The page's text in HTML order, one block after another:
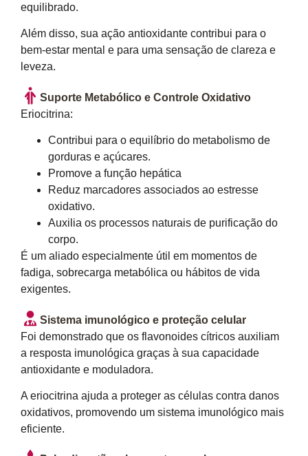
equilibrado.
Além disso, sua ação antioxidante contribui para o
bem-estar mental e para uma sensação de clareza e
leveza.
Suporte Metabólico e Controle Oxidativo
Eriocitrina:
Contribui para o equilíbrio do metabolismo de
gorduras e açúcares.
Promove a função hepática
Reduz marcadores associados ao estresse
oxidativo.
Auxilia os processos naturais de purificação do
corpo.
É um aliado especialmente útil em momentos de
fadiga, sobrecarga metabólica ou hábitos de vida
exigentes.
Sistema imunológico e proteção celular
Foi demonstrado que os flavonoides cítricos auxiliam
a resposta imunológica graças à sua capacidade
antioxidante e moduladora.
A eriocitrina ajuda a proteger as células contra danos
oxidativos, promovendo um sistema imunológico mais
eficiente.